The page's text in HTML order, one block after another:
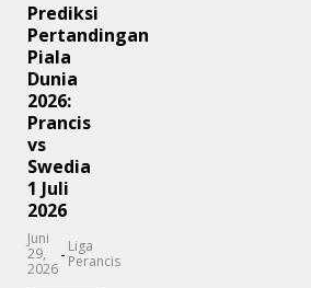
Prediksi
Pertandingan
Piala
Dunia
2026:
Prancis
vs
Swedia
1 Juli
2026
Juni
29,
2026
- Liga
Perancis